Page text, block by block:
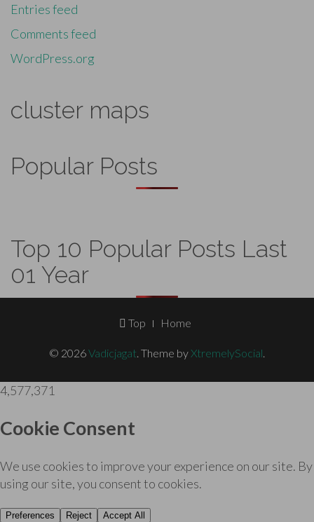
Entries feed
Comments feed
WordPress.org
cluster maps
Popular Posts
Top 10 Popular Posts Last
01 Year
Menu
Top Home
© 2026Vadicjagat Theme byXtremelySocial
4,577,371